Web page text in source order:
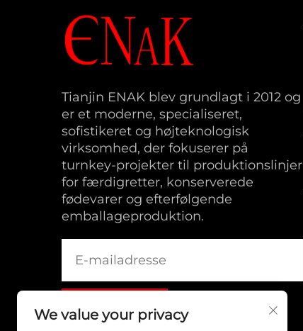
Tianjin ENAK blev grundlagt i 2012 og
er et moderne, specialiseret,
sofistikeret og højteknologisk
virksomhed, der fokuserer på
turnkey-projekter til produktionslinjer
for færdigretter, konserverede
fødevarer og efterfølgende
emballageproduktion.
We value your privacy